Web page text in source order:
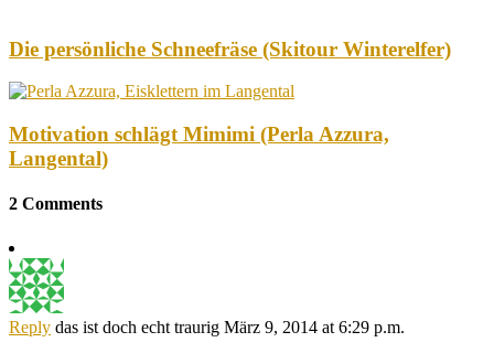
Die persönliche Schneefräse (Skitour Winterelfer)
Motivation schlägt Mimimi (Perla Azzura,
Langental)
2 Comments
Reply das ist doch echt traurig März 9, 2014 at 6:29 p.m.